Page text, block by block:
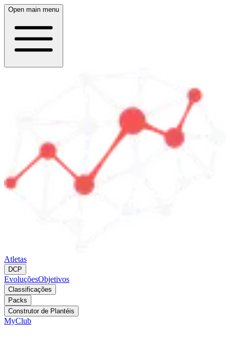
Open main menu
Atletas
DCP
EvoluçõesObjetivos
Classificações
Packs
Construtor de Plantéis
MyClub